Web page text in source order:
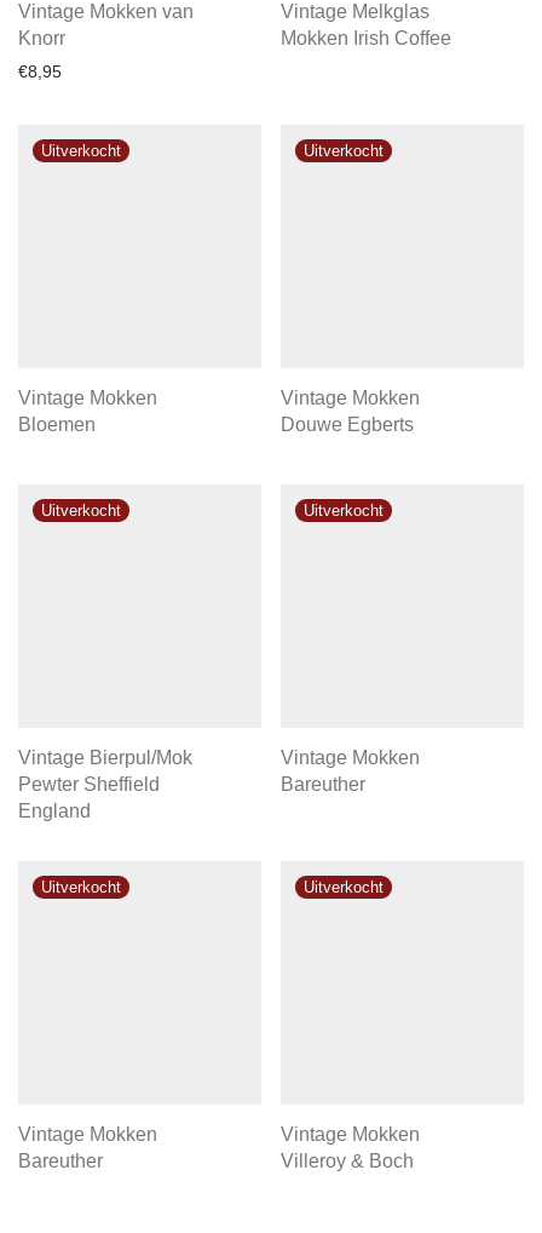
Vintage Mokken van
Knorr
€8,95
Vintage Melkglas
Mokken Irish Coffee
Vintage Mokken
Bloemen
Vintage Mokken
Douwe Egberts
Vintage Bierpul/Mok
Pewter Sheffield
England
Vintage Mokken
Bareuther
Vintage Mokken
Bareuther
Vintage Mokken
Villeroy & Boch